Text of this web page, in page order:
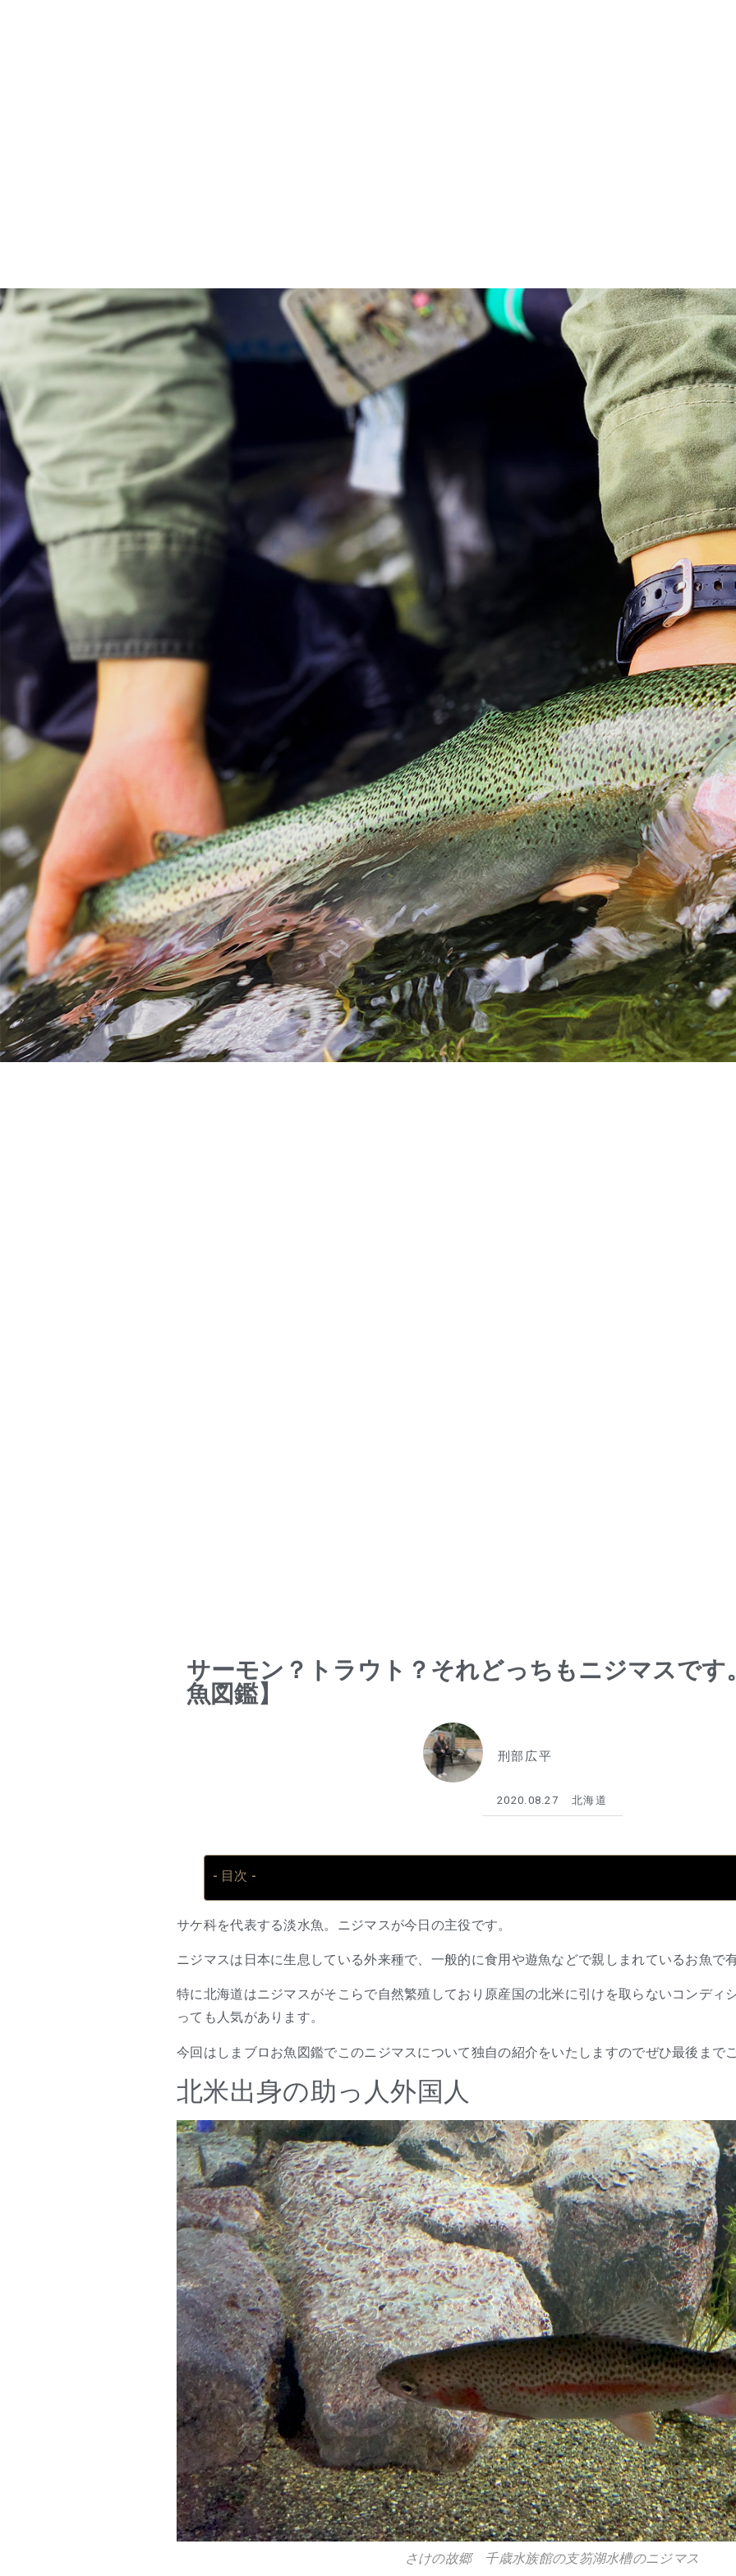
サーモン？トラウト？それどっちもニジマスです
魚図鑑】
刑部広平
2020.08.27 北海道
- 目次 -
サケ科を代表する淡水魚。ニジマスが今日の主役です。
ニジマスは日本に生息している外来種で、一般的に食用や遊魚などで親しまれているお魚で
特に北海道はニジマスがそこらで自然繁殖しており原産国の北米に引けを取らないコンディ
っても人気があります。
今回はしまブロお魚図鑑でこのニジマスについて独自の紹介をいたしますのでぜひ最後まで
北米出身の助っ人外国人
さけの故郷 千歳水族館の支笏湖水槽のニジマス